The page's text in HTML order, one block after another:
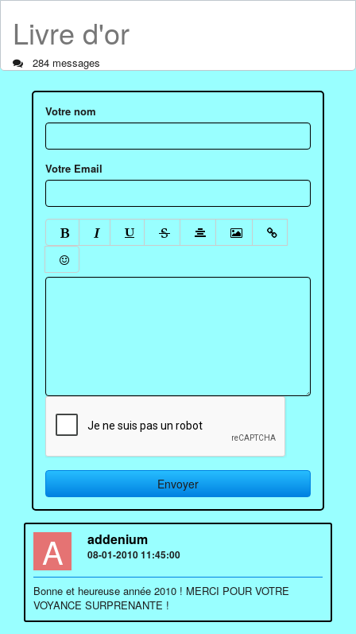
Livre d'or
284 messages
Votre nom
Votre Email
A addenium
08-01-2010 11:45:00
Bonne et heureuse année 2010 ! MERCI POUR VOTRE
VOYANCE SURPRENANTE !